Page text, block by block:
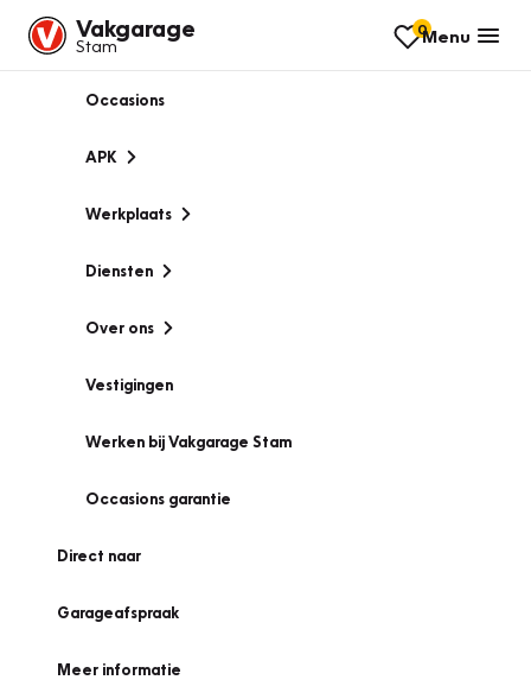
Vakgarage
Stam
0Menu
Occasions
APK
Werkplaats
Diensten
Over ons
Vestigingen
Werken bij Vakgarage Stam
Occasions garantie
Direct naar
Garageafspraak
Meer informatie